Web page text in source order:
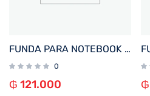
FUNDA PARA NOTEBOOK FTX SEDA-LV 14.1″ LAVANDA
0
₲ 121.000 ₲